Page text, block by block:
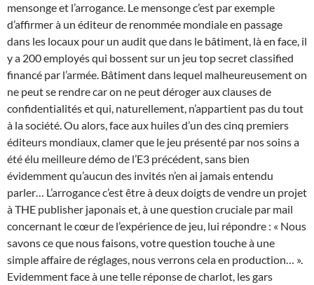
mensonge et l’arrogance. Le mensonge c’est par exemple
d’affirmer à un éditeur de renommée mondiale en passage
dans les locaux pour un audit que dans le bâtiment, là en face, il
y a 200 employés qui bossent sur un jeu top secret classified
financé par l’armée. Bâtiment dans lequel malheureusement on
ne peut se rendre car on ne peut déroger aux clauses de
confidentialités et qui, naturellement, n’appartient pas du tout
à la société. Ou alors, face aux huiles d’un des cinq premiers
éditeurs mondiaux, clamer que le jeu présenté par nos soins a
été élu meilleure démo de l’E3 précédent, sans bien
évidemment qu’aucun des invités n’en ai jamais entendu
parler… L’arrogance c’est être à deux doigts de vendre un projet
à THE publisher japonais et, à une question cruciale par mail
concernant le cœur de l’expérience de jeu, lui répondre : « Nous
savons ce que nous faisons, votre question touche à une
simple affaire de réglages, nous verrons cela en production… ».
Evidemment face à une telle réponse de charlot, les gars